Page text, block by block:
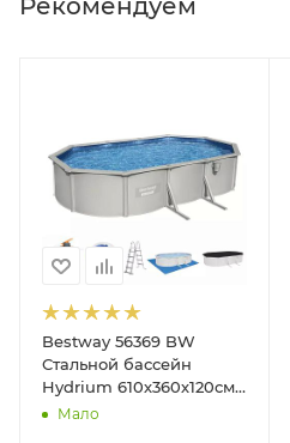
Рекомендуем
Bestway 56369 BW
Стальной бассейн
Hydrium 610х360х120см,
19929л, песч.фил.-нас
Мало